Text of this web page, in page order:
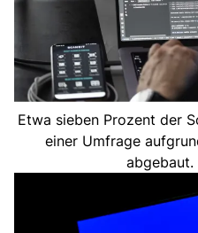
Etwa sieben Prozent der
einer Umfrage